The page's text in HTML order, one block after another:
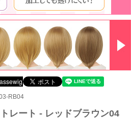
RB04
レート - レッドブラウン04